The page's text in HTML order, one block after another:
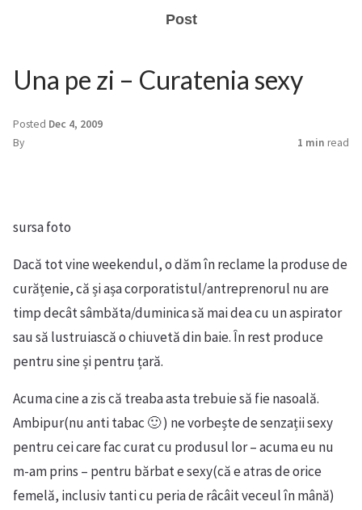
Post
Una pe zi – Curatenia sexy
Posted Dec 4, 2009
By
1 min read
sursa foto
Dacă tot vine weekendul, o dăm în reclame la produse de
curățenie, că și așa corporatistul/antreprenorul nu are
timp decât sâmbăta/duminica să mai dea cu un aspirator
sau să lustruiască o chiuvetă din baie. În rest produce
pentru sine și pentru țară.
Acuma cine a zis că treaba asta trebuie să fie nasoală.
Ambipur(nu anti tabac 🙂 ) ne vorbește de senzații sexy
pentru cei care fac curat cu produsul lor – acuma eu nu
m-am prins – pentru bărbat e sexy(că e atras de orice
femelă, inclusiv tanti cu peria de râcâit veceul în mână)